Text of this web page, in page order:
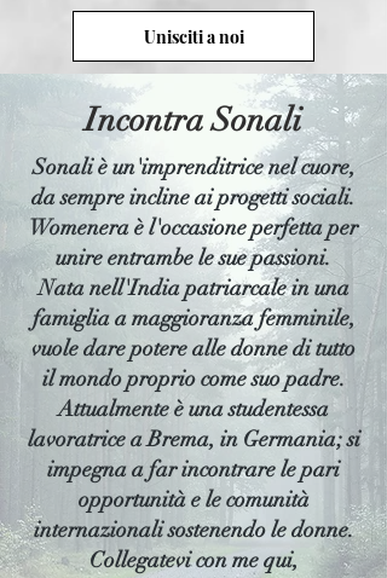
Unisciti a noi
Incontra Sonali
Sonali è un'imprenditrice nel cuore,
da sempre incline ai progetti sociali.
Womenera è l'occasione perfetta per
unire entrambe le sue passioni.
Nata nell'India patriarcale in una
famiglia a maggioranza femminile,
vuole dare potere alle donne di tutto
il mondo proprio come suo padre.
Attualmente è una studentessa
lavoratrice a Brema, in Germania; si
impegna a far incontrare le pari
opportunità e le comunità
internazionali sostenendo le donne.
Collegatevi con me qui,